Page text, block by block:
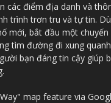
các điểm địa danh và
trình trơn tru và tự tin.
mới, bắt đầu một
tìm đường đi xung
bạn đáng tin cậy giúp
map feature via